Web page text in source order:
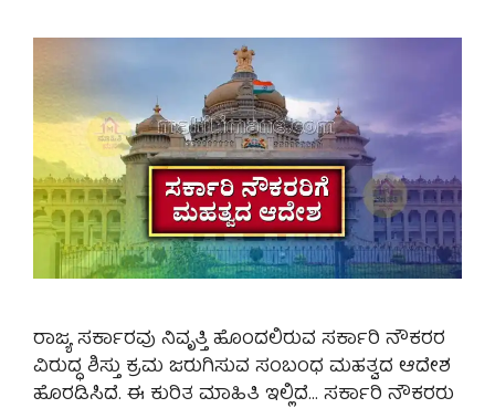
ರಾಜ್ಯ ಸರ್ಕಾರವು ನಿವೃತ್ತಿ ಹೊಂದಲಿರುವ ಸರ್ಕಾರಿ ನೌಕರರ
ವಿರುದ್ಧ ಶಿಸ್ತು ಕ್ರಮ ಜರುಗಿಸುವ ಸಂಬಂಧ ಮಹತ್ವದ ಆದೇಶ
ಹೊರಡಿಸಿದೆ. ಈ ಕುರಿತ ಮಾಹಿತಿ ಇಲ್ಲಿದೆ… ಸರ್ಕಾರಿ ನೌಕರರು